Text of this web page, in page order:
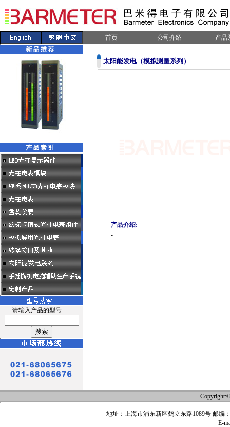
首页 公司介绍 产品
请输入产品的型号
太阳能发电（模拟测量系列）
产品介绍:
-
地址：上海市浦东新区鹤立东路1089号 邮编
E-